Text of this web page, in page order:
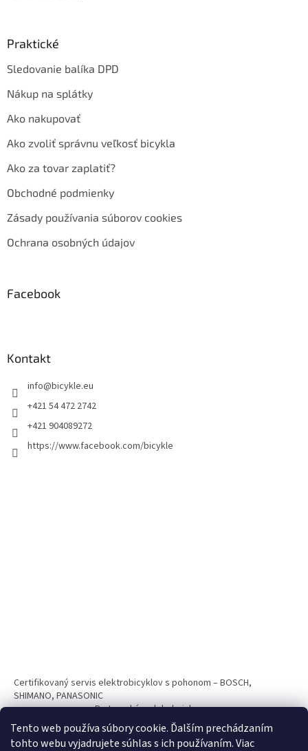
Tento web používa súbory cookie. Ďalším prechádzaním
tohto webu vyjadrujete súhlas s ich používaním. Viac
Praktické
Sledovanie balíka DPD
Nákup na splátky
Ako nakupovať
Ako zvoliť správnu veľkosť bicykla
Ako za tovar zaplatiť?
Obchodné podmienky
Zásady používania súborov cookies
Ochrana osobných údajov
Facebook
Kontakt
info@bicykle.eu
+421 54 472 2742
+421 904089272
https://www.facebook.com/bicykle
Certifikovaný servis elektrobicyklov s pohonom – BOSCH,
SHIMANO, PANASONIC
Partnerský web hokejshop.eu